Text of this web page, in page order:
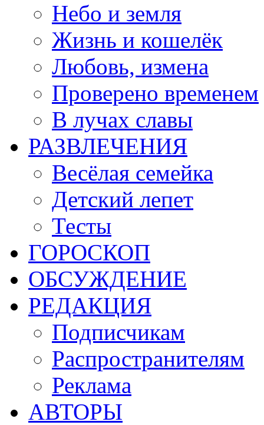
Небо и земля
Жизнь и кошелёк
Любовь, измена
Проверено временем
В лучах славы
РАЗВЛЕЧЕНИЯ
Весёлая семейка
Детский лепет
Тесты
ГОРОСКОП
ОБСУЖДЕНИЕ
РЕДАКЦИЯ
Подписчикам
Распространителям
Реклама
АВТОРЫ